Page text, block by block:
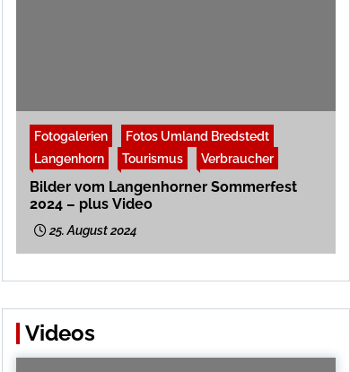
Fotogalerien
Fotos Umland Bredstedt
Langenhorn
Tourismus Verbraucher
Bilder vom Langenhorner Sommerfest
2024 – plus Video
25. August 2024
Videos